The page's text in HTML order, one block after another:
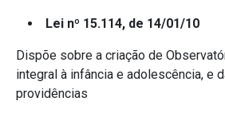
Lei nº 15.114, de 14/01/10
Dispõe sobre a criação de
integral à infância e adolescência, e
providências